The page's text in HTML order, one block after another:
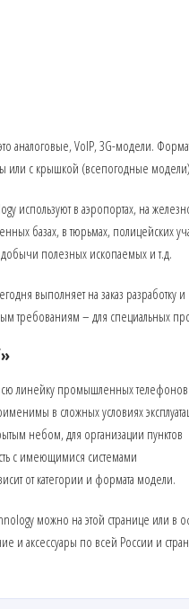
аналоговые, VoIP, 3G-модели.
или с крышкой (всепогодные
используют в аэропортах, на
базах, в тюрьмах, полицейских
полезных ископаемых и т.д.
выполняет на заказ разработку и
требованиям – для специальных
линейку промышленных телефонов
в сложных условиях
небом, для организации пунктов
с имеющимися системами
от категории и формата модели.
можно на этой странице или в
и аксессуары по всей России и